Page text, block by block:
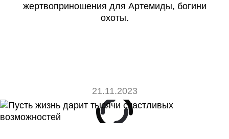
жертвоприношения для Артемиды, богини
охоты.
21.11.2023